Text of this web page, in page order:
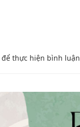
để thực hiện bình luận